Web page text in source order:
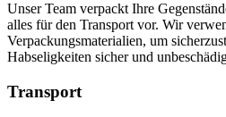
Unser Team verpackt Ihre
alles für den Transport vor. Wir
Verpackungsmaterialien, um
Habseligkeiten sicher und
Transport